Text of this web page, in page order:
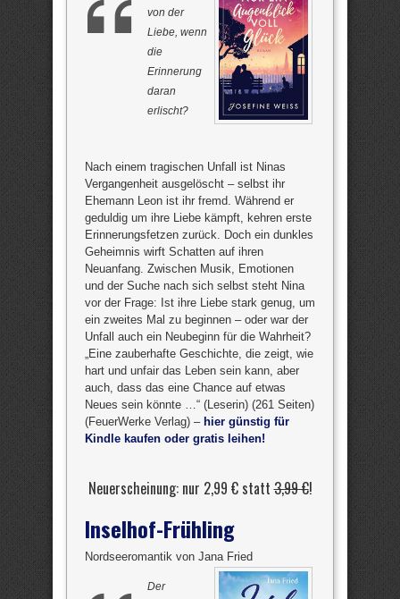
von der
Liebe, wenn
die
Erinnerung
daran
erlischt?
Nach einem tragischen Unfall ist Ninas
Vergangenheit ausgelöscht – selbst ihr
Ehemann Leon ist ihr fremd. Während er
geduldig um ihre Liebe kämpft, kehren erste
Erinnerungsfetzen zurück. Doch ein dunkles
Geheimnis wirft Schatten auf ihren
Neuanfang. Zwischen Musik, Emotionen
und der Suche nach sich selbst steht Nina
vor der Frage: Ist ihre Liebe stark genug, um
ein zweites Mal zu beginnen – oder war der
Unfall auch ein Neubeginn für die Wahrheit?
„Eine zauberhafte Geschichte, die zeigt, wie
hart und unfair das Leben sein kann, aber
auch, dass das eine Chance auf etwas
Neues sein könnte …“ (Leserin) (261 Seiten)
(FeuerWerke Verlag) – hier günstig für
Kindle kaufen oder gratis leihen!
Neuerscheinung: nur 2,99 € statt3,99 €!
Inselhof-Frühling
Nordseeromantik von Jana Fried
Der